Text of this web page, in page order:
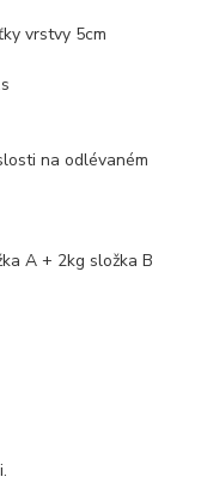
vrstvy 5cm
na odlévaném
A + 2kg složka B